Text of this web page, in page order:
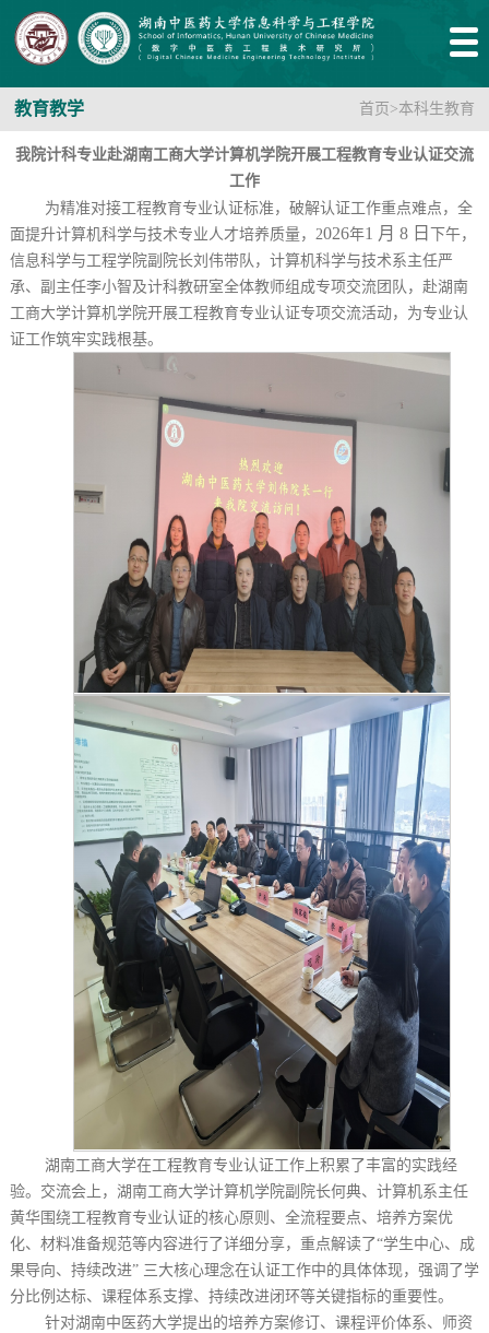
教育教学 首页 >本科生教育
我院计科专业赴湖南工商大学计算机学院开展工程教育专业认证交流
工作
为精准对接工程教育专业认证标准，破解认证工作重点难点，全
面提升计算机科学与技术专业人才培养质量， 2026年1 月 8 日 下午，
信息科学与工程学院副院长刘伟带队，计算机科学与技术系主任严
承、副主任李小智及计科教研室全体教师组成专项交流团队，赴湖南
工商大学计算机学院开展工程教育专业认证专项交流活动，为专业认
证工作筑牢实践根基。
湖南工商大学在工程教育专业认证工作上积累了丰富的实践经
验。交流会上，湖南工商大学计算机学院副院长何典、计算机系主任
黄华围绕工程教育专业认证的核心原则、全流程要点、培养方案优
化、材料准备规范等内容进行了详细分享，重点解读了“学生中心、成
果导向、持续改进” 三大核心理念在认证工作中的具体体现，强调了学
分比例达标、课程体系支撑、持续改进闭环等关键指标的重要性。
针对湖南中医药大学提出的培养方案修订、课程评价体系、师资